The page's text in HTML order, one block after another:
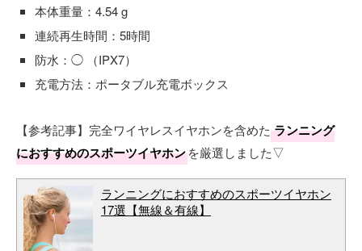
本体重量：4.54 g
連続再生時間：5時間
防水：◯ （IPX7）
充電方法：ポータブル充電ボックス
【参考記事】完全ワイヤレスイヤホンを含めた ランニング
におすすめのスポーツイヤホンを厳選しました▽
ランニングにおすすめのスポーツイヤホン
17選【無線＆有線】